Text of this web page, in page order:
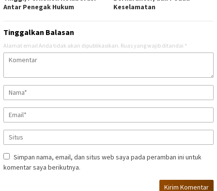
Antar Penegak Hukum
Keselamatan
Tinggalkan Balasan
Alamat email Anda tidak akan dipublikasikan. Ruas yang wajib ditandai *
Simpan nama, email, dan situs web saya pada peramban ini untuk
komentar saya berikutnya.